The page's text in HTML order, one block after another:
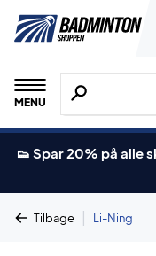
MENU
Søg efter
👟 Spar 20% på alle
Tilbage | Li-Ning